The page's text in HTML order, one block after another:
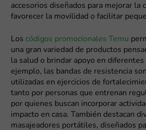
accesorios diseñados para mejorar la
favorecer la movilidad o facilitar
Los códigos promocionales Temu
una gran variedad de productos
la salud o brindar apoyo en
ejemplo, las bandas de resistencia
utilizadas en ejercicios de
tanto por personas que entrenan
por quienes buscan incorporar
impacto en casa. También destacan
masajeadores portátiles, diseñados